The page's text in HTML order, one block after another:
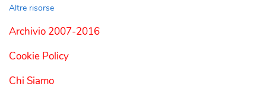
Altre risorse
Archivio 2007-2016
Cookie Policy
Chi Siamo